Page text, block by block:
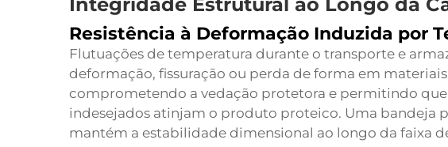
Resistência à Deformação Induzida por
Flutuações de temperatura durante o transporte e
deformação, fissuração ou perda de forma em
comprometendo a vedação protetora e permitindo
indesejados atinjam o produto proteico. Uma bandeja
mantém a estabilidade dimensional ao longo da faixa